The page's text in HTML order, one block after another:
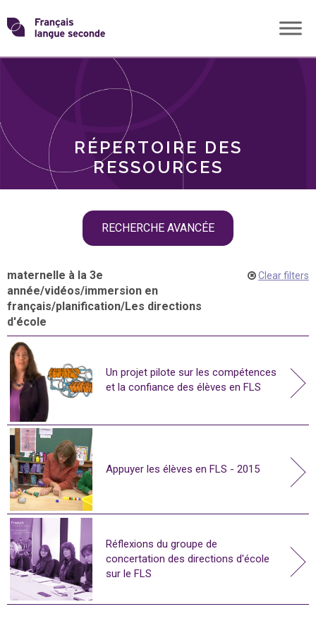
Skip
toTransformons
langue
RÉPERTOIRE DES
RESSOURCES
RECHERCHE AVANCÉE
THÈMES
maternelle à la 3e
année/vidéos/immersion en
français/planification/Les directions
d'école
Clear filters
Un projet pilote sur les compétences
et la confiance des élèves en FLS
Appuyer les élèves en FLS - 2015
Réflexions du groupe de
concertation des directions d'école
sur le FLS